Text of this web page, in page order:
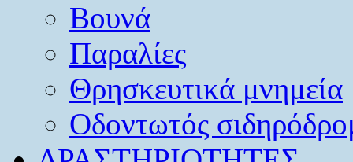
Βουνά
Παραλίες
Θρησκευτικά μνημεία
Οδοντωτός